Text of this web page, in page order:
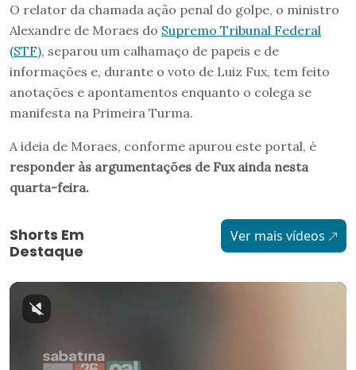
O relator da chamada ação penal do golpe, o ministro
Alexandre de Moraes do Supremo Tribunal Federal
(STF), separou um calhamaço de papeis e de
informações e, durante o voto de Luiz Fux, tem feito
anotações e apontamentos enquanto o colega se
manifesta na Primeira Turma.
A ideia de Moraes, conforme apurou este portal, é
responder às argumentações de Fux ainda nesta
quarta-feira.
Shorts Em
Destaque
Ver mais vídeos